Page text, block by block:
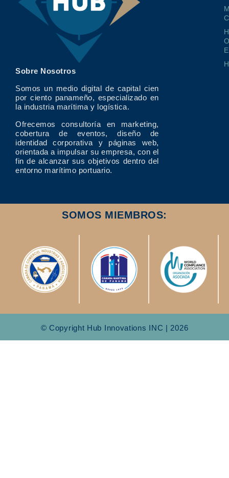
Sobre Nosotros
Somos un medio digital de capital cien
por ciento panameño, especializado en
la industria marítima y logística.
Ofrecemos consultoría en marketing,
cobertura de eventos, diseño de
identidad corporativa y páginas web,
orientada a impulsar su empresa, con el
fin de alcanzar sus objetivos dentro del
entorno marítimo portuario.
SOMOS MIEMBROS:
© Copyright Hub Innovations INC | 2026